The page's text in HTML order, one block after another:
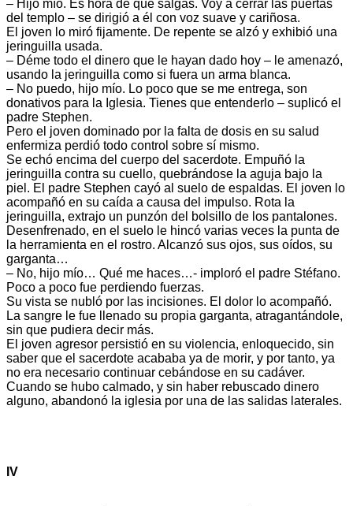
– Hijo mío. Es hora de que salgas. Voy a cerrar las puertas
del templo – se dirigió a él con voz suave y cariñosa.
El joven lo miró fijamente. De repente se alzó y exhibió una
jeringuilla usada.
– Déme todo el dinero que le hayan dado hoy – le amenazó,
usando la jeringuilla como si fuera un arma blanca.
– No puedo, hijo mío. Lo poco que se me entrega, son
donativos para la Iglesia. Tienes que entenderlo – suplicó el
padre Stephen.
Pero el joven dominado por la falta de dosis en su salud
enfermiza perdió todo control sobre sí mismo.
Se echó encima del cuerpo del sacerdote. Empuñó la
jeringuilla contra su cuello, quebrándose la aguja bajo la
piel. El padre Stephen cayó al suelo de espaldas. El joven lo
acompañó en su caída a causa del impulso. Rota la
jeringuilla, extrajo un punzón del bolsillo de los pantalones.
Desenfrenado, en el suelo le hincó varias veces la punta de
la herramienta en el rostro. Alcanzó sus ojos, sus oídos, su
garganta…
– No, hijo mío… Qué me haces…- imploró el padre Stéfano.
Poco a poco fue perdiendo fuerzas.
Su vista se nubló por las incisiones. El dolor lo acompañó.
La sangre le fue llenado su propia garganta, atragantándole,
sin que pudiera decir más.
El joven agresor persistió en su violencia, enloquecido, sin
saber que el sacerdote acababa ya de morir, y por tanto, ya
no era necesario continuar cebándose en su cadáver.
Cuando se hubo calmado, y sin haber rebuscado dinero
alguno, abandonó la iglesia por una de las salidas laterales.
IV